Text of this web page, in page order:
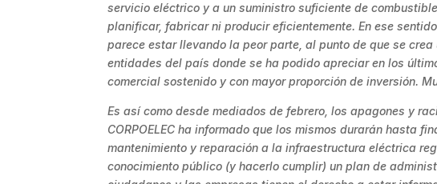
servicio eléctrico y a un suministro suficiente de
planificar, fabricar ni producir eficientemente. En ese
parece estar llevando la peor parte, al punto de que se
entidades del país donde se ha podido apreciar en los
comercial sostenido y con mayor proporción de inversión.
Es así como desde mediados de febrero, los apagones y
CORPOELEC ha informado que los mismos durarán hasta
mantenimiento y reparación a la infraestructura eléctrica
conocimiento público (y hacerlo cumplir) un plan de